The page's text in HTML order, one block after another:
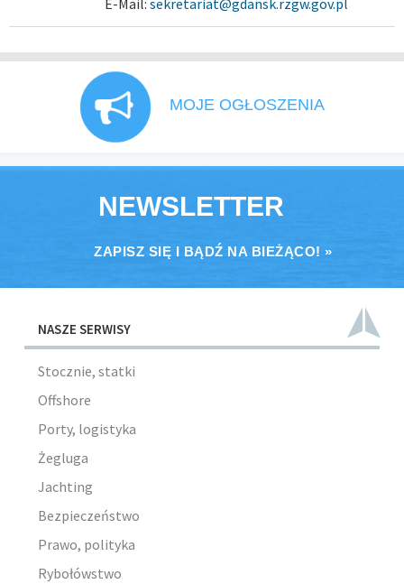
E-Mail: sekretariat@gdansk.rzgw.gov.pl
MOJE OGŁOSZENIA
NEWSLETTER
ZAPISZ SIĘ I BĄDŹ NA BIEŻĄCO! »
NASZE SERWISY
Stocznie, statki
Offshore
Porty, logistyka
Żegluga
Jachting
Bezpieczeństwo
Prawo, polityka
Rybołówstwo